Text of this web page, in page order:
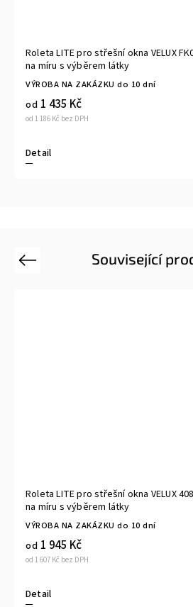
Související
Previous
Roleta LITE pro střešní okna VELUX 408
na míru s výběrem látky
VÝROBA NA ZAKÁZKU do 10 dní
od 1 607 Kč bez DPH
od 1 945 Kč
Detail
Roleta LITE pro střešní okna VELUX
na míru s výběrem látky
VÝROBA NA ZAKÁZKU do 10 dní
od 1 186 Kč bez DPH
od 1 435 Kč
Detail